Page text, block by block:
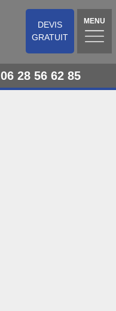
DEVIS
GRATUIT
MENU
06 28 56 62 85